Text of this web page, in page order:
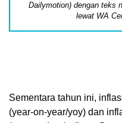
Dailymotion) dengan teks
lewat WA
Sementara tahun ini,
(year-on-year/yoy) dan